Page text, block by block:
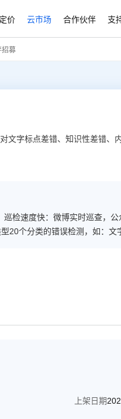
定价 云市场 合作伙伴 支
招募
文字标点差错、知识性差错、
检速度快：微博实时巡查，
20个分类的错误检测，如：文
上架日期